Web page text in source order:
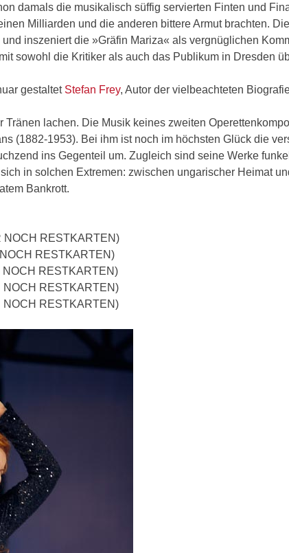
damals die musikalisch süffig servierten Finten und
Milliarden und die anderen bittere Armut brachten.
inszeniert die »Gräfin Mariza« als vergnüglichen
sowohl die Kritiker als auch das Publikum in Dresden
gestaltet Stefan Frey, Autor der vielbeachteten
Tränen lachen. Die Musik keines zweiten
(1882-1953). Bei ihm ist noch im höchsten Glück die
ins Gegenteil um. Zugleich sind seine Werke
in solchen Extremen: zwischen ungarischer Heimat
Bankrott.
NOCH RESTKARTEN)
RESTKARTEN)
RESTKARTEN)
NOCH RESTKARTEN)
NOCH RESTKARTEN)